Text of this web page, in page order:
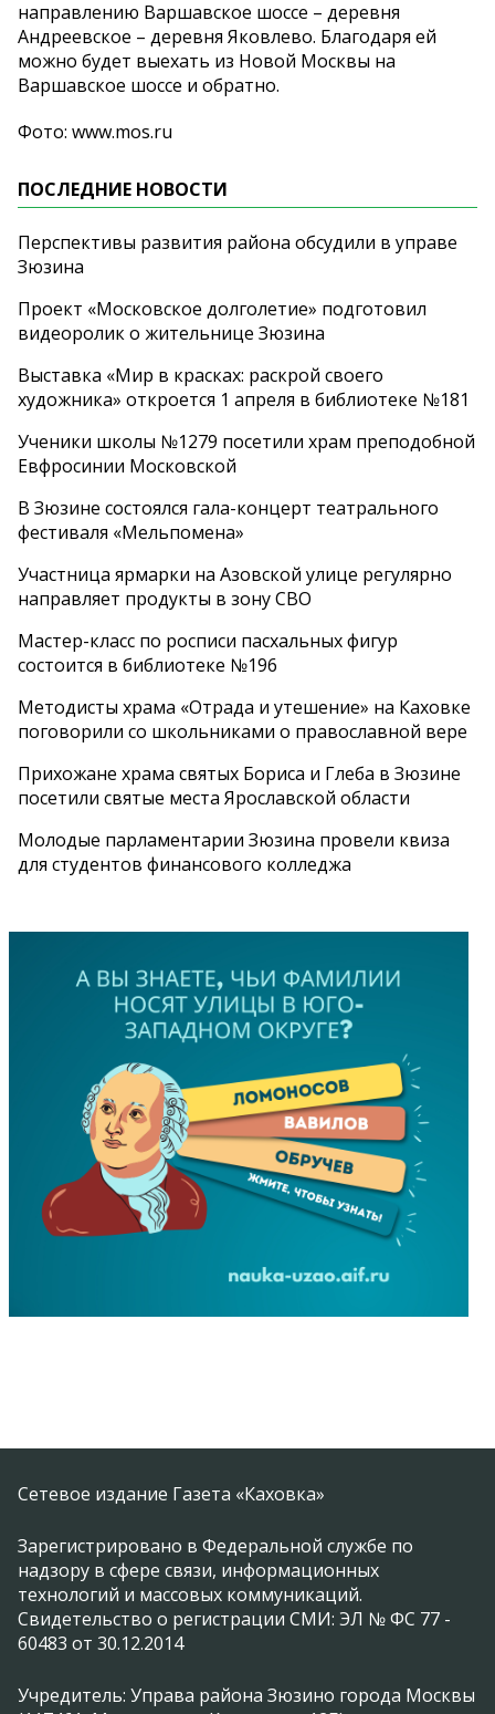
направлению Варшавское шоссе – деревня
Андреевское – деревня Яковлево. Благодаря ей
можно будет выехать из Новой Москвы на
Варшавское шоссе и обратно.
Фото: www.mos.ru
ПОСЛЕДНИЕ НОВОСТИ
Перспективы развития района обсудили в управе
Зюзина
Проект «Московское долголетие» подготовил
видеоролик о жительнице Зюзина
Выставка «Мир в красках: раскрой своего
художника» откроется 1 апреля в библиотеке №181
Ученики школы №1279 посетили храм преподобной
Евфросинии Московской
В Зюзине состоялся гала-концерт театрального
фестиваля «Мельпомена»
Участница ярмарки на Азовской улице регулярно
направляет продукты в зону СВО
Мастер-класс по росписи пасхальных фигур
состоится в библиотеке №196
Методисты храма «Отрада и утешение» на Каховке
поговорили со школьниками о православной вере
Прихожане храма святых Бориса и Глеба в Зюзине
посетили святые места Ярославской области
Молодые парламентарии Зюзина провели квиза
для студентов финансового колледжа
Сетевое издание Газета «Каховка»
Зарегистрировано в Федеральной службе по
надзору в сфере связи, информационных
технологий и массовых коммуникаций.
Свидетельство о регистрации СМИ: ЭЛ № ФС 77 -
60483 от 30.12.2014
Учредитель: Управа района Зюзино города Москвы